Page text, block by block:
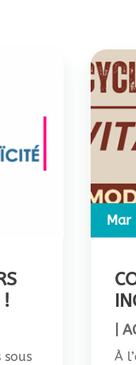
!
sous
Mar
À